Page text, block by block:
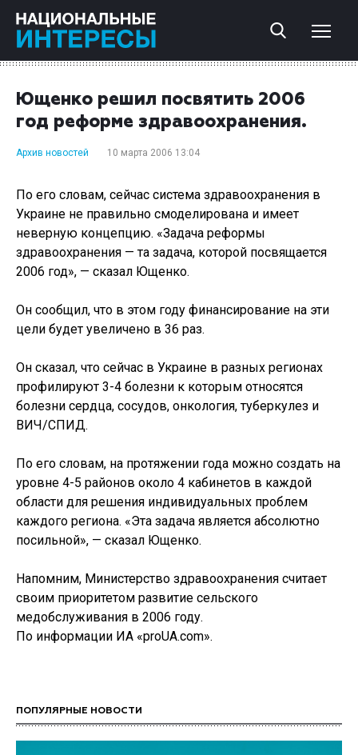
Ющенко решил посвятить 2006
год реформе здравоохранения.
Архив новостей 10 марта 2006 13:04
По его словам, сейчас система здравоохранения в
Украине не правильно смоделирована и имеет
неверную концепцию. «Задача реформы
здравоохранения — та задача, которой посвящается
2006 год», — сказал Ющенко.
Он сообщил, что в этом году финансирование на эти
цели будет увеличено в 36 раз.
Он сказал, что сейчас в Украине в разных регионах
профилируют 3-4 болезни к которым относятся
болезни сердца, сосудов, онкология, туберкулез и
ВИЧ/СПИД.
По его словам, на протяжении года можно создать на
уровне 4-5 районов около 4 кабинетов в каждой
области для решения индивидуальных проблем
каждого региона. «Эта задача является абсолютно
посильной», — сказал Ющенко.
Напомним, Министерство здравоохранения считает
своим приоритетом развитие сельского
медобслуживания в 2006 году.
По информации ИА «proUA.com».
ПОПУЛЯРНЫЕ НОВОСТИ